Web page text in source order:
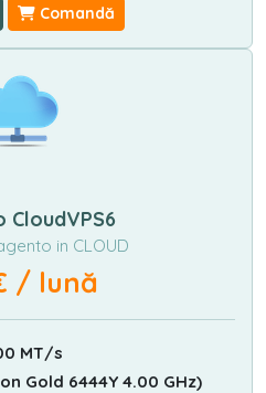
Comandă
CloudVPS6
in CLOUD
/ lună
MT/s
Gold 6444Y 4.00 GHz)